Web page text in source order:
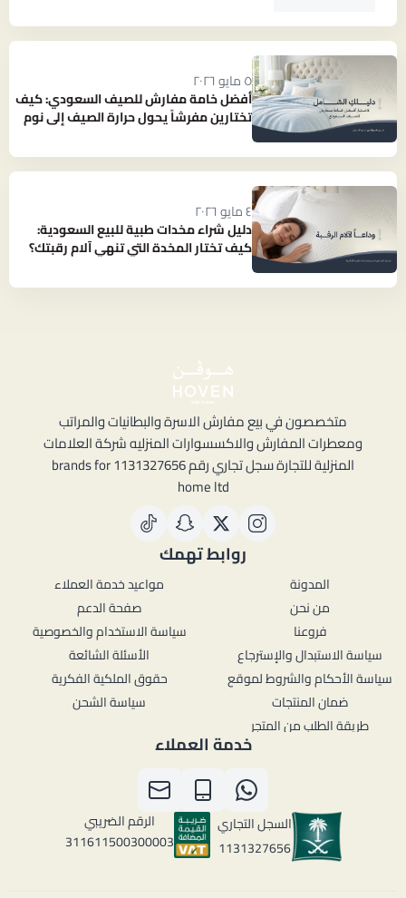
٥ مايو ٢٠٢٦
أفضل خامة مفارش للصيف السعودي: كيف
تختارين مفرشاً يحول حرارة الصيف إلى نوم
٤ مايو ٢٠٢٦
دليل شراء مخدات طبية للبيع السعودية:
كيف تختار المخدة التي تنهي آلام رقبتك؟
متخصصون في بيع مفارش الاسرة والبطانيات والمراتب
ومعطرات المفارش والاكسسوارات المنزليه شركة العلامات
المنزلية للتجارة سجل تجاري رقم 1131327656 brands for
home ltd
روابط تهمك
المدونة
من نحن
فروعنا
سياسة الاستبدال والإسترجاع
سياسة الأحكام والشروط لموقع
ضمان المنتجات
طريقة الطلب من المتجر
مواعيد خدمة العملاء
صفحة الدعم
سياسة الاستخدام والخصوصية
الأسئلة الشائعة
حقوق الملكية الفكرية
سياسة الشحن
خدمة العملاء
السجل التجاري
1131327656
الرقم الضريبي
311611500300003